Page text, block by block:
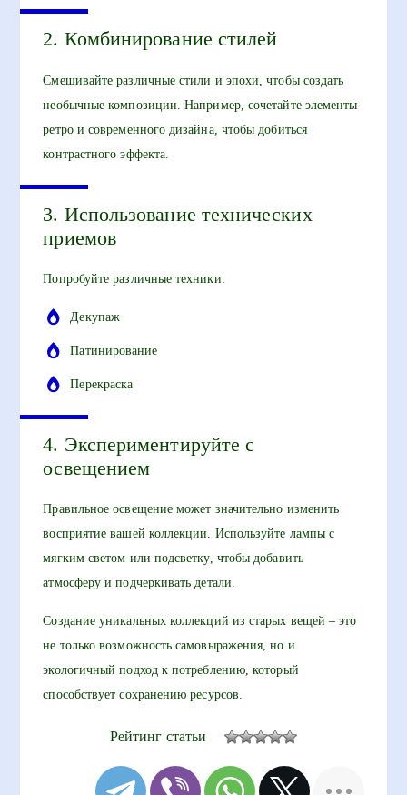
2. Комбинирование стилей
Смешивайте различные стили и эпохи, чтобы создать
необычные композиции. Например, сочетайте элементы
ретро и современного дизайна, чтобы добиться
контрастного эффекта.
3. Использование технических
приемов
Попробуйте различные техники:
Декупаж
Патинирование
Перекраска
4. Экспериментируйте с
освещением
Правильное освещение может значительно изменить
восприятие вашей коллекции. Используйте лампы с
мягким светом или подсветку, чтобы добавить
атмосферу и подчеркивать детали.
Создание уникальных коллекций из старых вещей – это
не только возможность самовыражения, но и
экологичный подход к потреблению, который
способствует сохранению ресурсов.
Рейтинг статьи